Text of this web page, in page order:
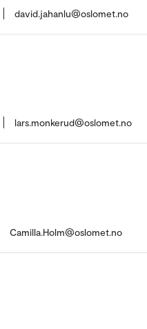
david.jahanlu@oslomet.no
lars.monkerud@oslomet.no
Camilla.Holm@oslomet.no